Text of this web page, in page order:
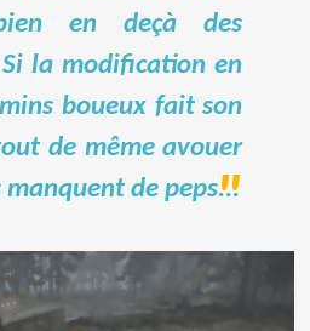
en deçà des
la modification en
boueux fait son
de même avouer
de peps...